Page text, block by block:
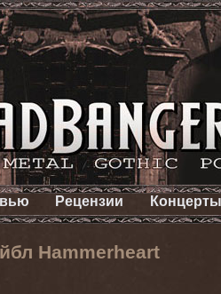
Рецензии Концерты
Hammerheart